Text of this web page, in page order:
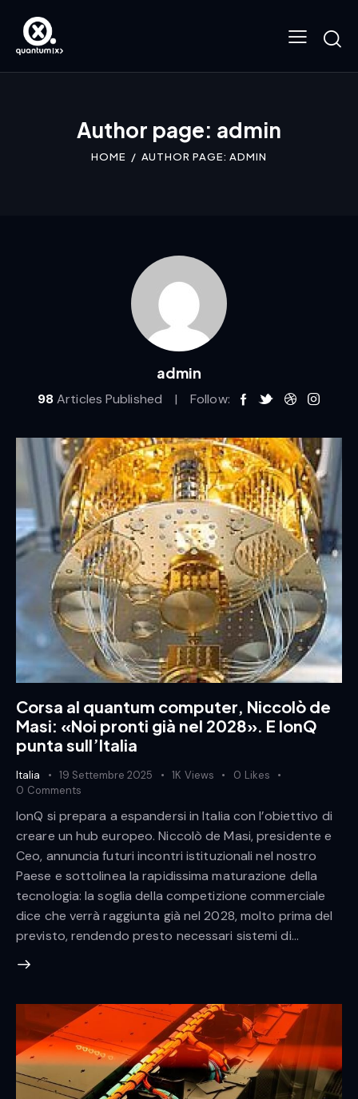
Author page: admin
HOME AUTHOR PAGE: ADMIN
admin
98Articles Published Follow:
Corsa al quantum computer, Niccolò de
Masi: «Noi pronti già nel 2028». E IonQ
punta sull’Italia
Italia 19 Settembre 2025 1K Views 0 Likes
0 Comments
IonQ si prepara a espandersi in Italia con l’obiettivo di
creare un hub europeo. Niccolò de Masi, presidente e
Ceo, annuncia futuri incontri istituzionali nel nostro
Paese e sottolinea la rapidissima maturazione della
tecnologia: la soglia della competizione commerciale
dice che verrà raggiunta già nel 2028, molto prima del
previsto, rendendo presto necessari sistemi di…